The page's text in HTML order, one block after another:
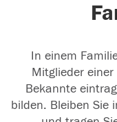
In einem
Mitglieder
Bekannte
bilden. Bleiben Sie